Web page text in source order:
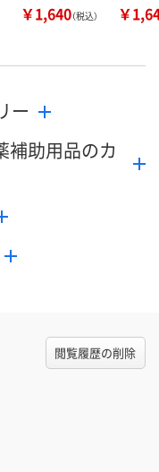
￥1,640（税込） ￥
ー
補助用品のカ
閲覧履歴の削除